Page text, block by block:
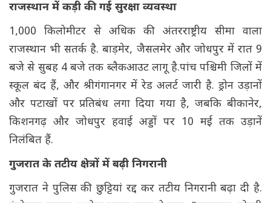
राजस्थान में कड़ी की गई सुरक्षा व्यवस्था
1,000 किलोमीटर से अधिक की अंतरराष्ट्रीय सीमा वाला
राजस्थान भी सतर्क है. बाड़मेर, जैसलमेर और जोधपुर में रात 9
बजे से सुबह 4 बजे तक ब्लैकआउट लागू है.पांच पश्चिमी जिलों में
स्कूल बंद हैं, और श्रीगंगानगर में रेड अलर्ट जारी है. ड्रोन उड़ानों
और पटाखों पर प्रतिबंध लगा दिया गया है, जबकि बीकानेर,
किशनगढ़ और जोधपुर हवाई अड्डों पर 10 मई तक उड़ानें
निलंबित हैं.
गुजरात के तटीय क्षेत्रों में बढ़ी निगरानी
गुजरात ने पुलिस की छुट्टियां रद्द कर तटीय निगरानी बढ़ा दी है.